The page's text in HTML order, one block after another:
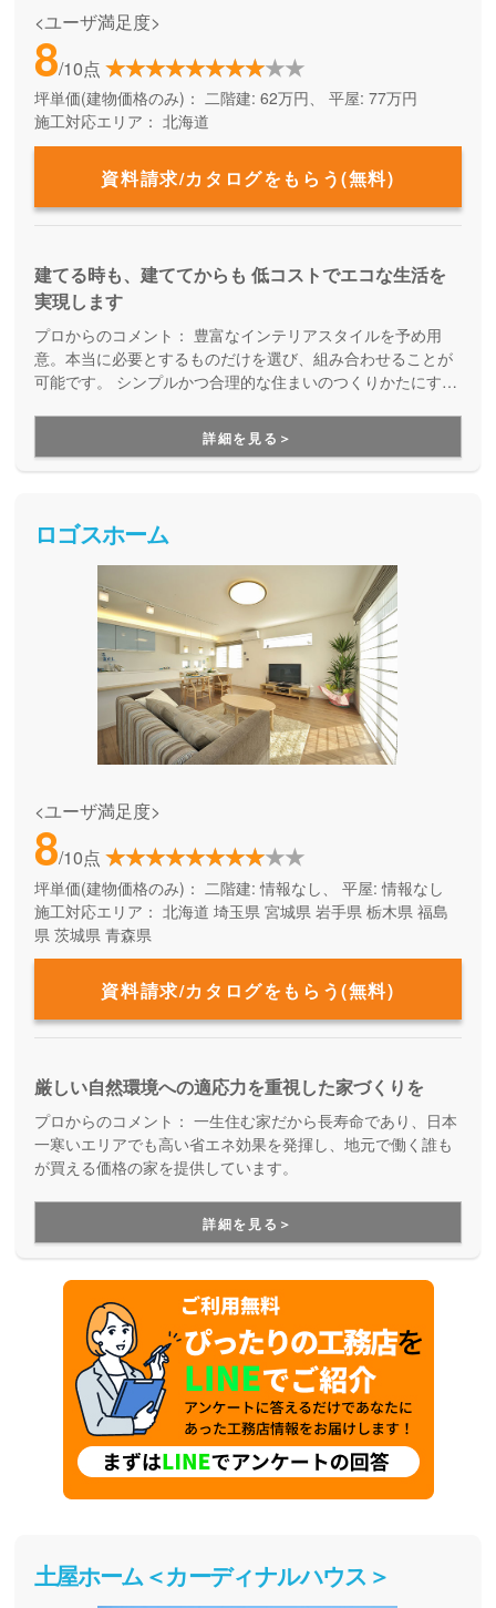
<ユーザ満足度>
8/10点
坪単価(建物価格のみ)： 二階建: 62万円、 平屋: 77万円
施工対応エリア： 北海道
資料請求/カタログをもらう(無料)
建てる時も、建ててからも 低コストでエコな生活を
実現します
プロからのコメント： 豊富なインテリアスタイルを予め用
意。本当に必要とするものだけを選び、組み合わせることが
可能です。 シンプルかつ合理的な住まいのつくりかたにする
詳細を見る＞
ロゴスホーム
<ユーザ満足度>
8/10点
坪単価(建物価格のみ)： 二階建: 情報なし、 平屋: 情報なし
施工対応エリア： 北海道 埼玉県 宮城県 岩手県 栃木県 福島
県 茨城県 青森県
資料請求/カタログをもらう(無料)
厳しい自然環境への適応力を重視した家づくりを
プロからのコメント： 一生住む家だから長寿命であり、日本
一寒いエリアでも高い省エネ効果を発揮し、地元で働く誰も
が買える価格の家を提供しています。
詳細を見る＞
土屋ホーム＜カーディナルハウス＞